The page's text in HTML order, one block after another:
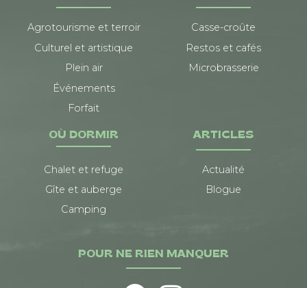
Agrotourisme et terroir
Culturel et artistique
Plein air
Événements
Forfait
Casse-croûte
Restos et cafés
Microbrasserie
OÙ DORMIR
Chalet et refuge
Gîte et auberge
Camping
ARTICLES
Actualité
Blogue
POUR NE RIEN MANQUER